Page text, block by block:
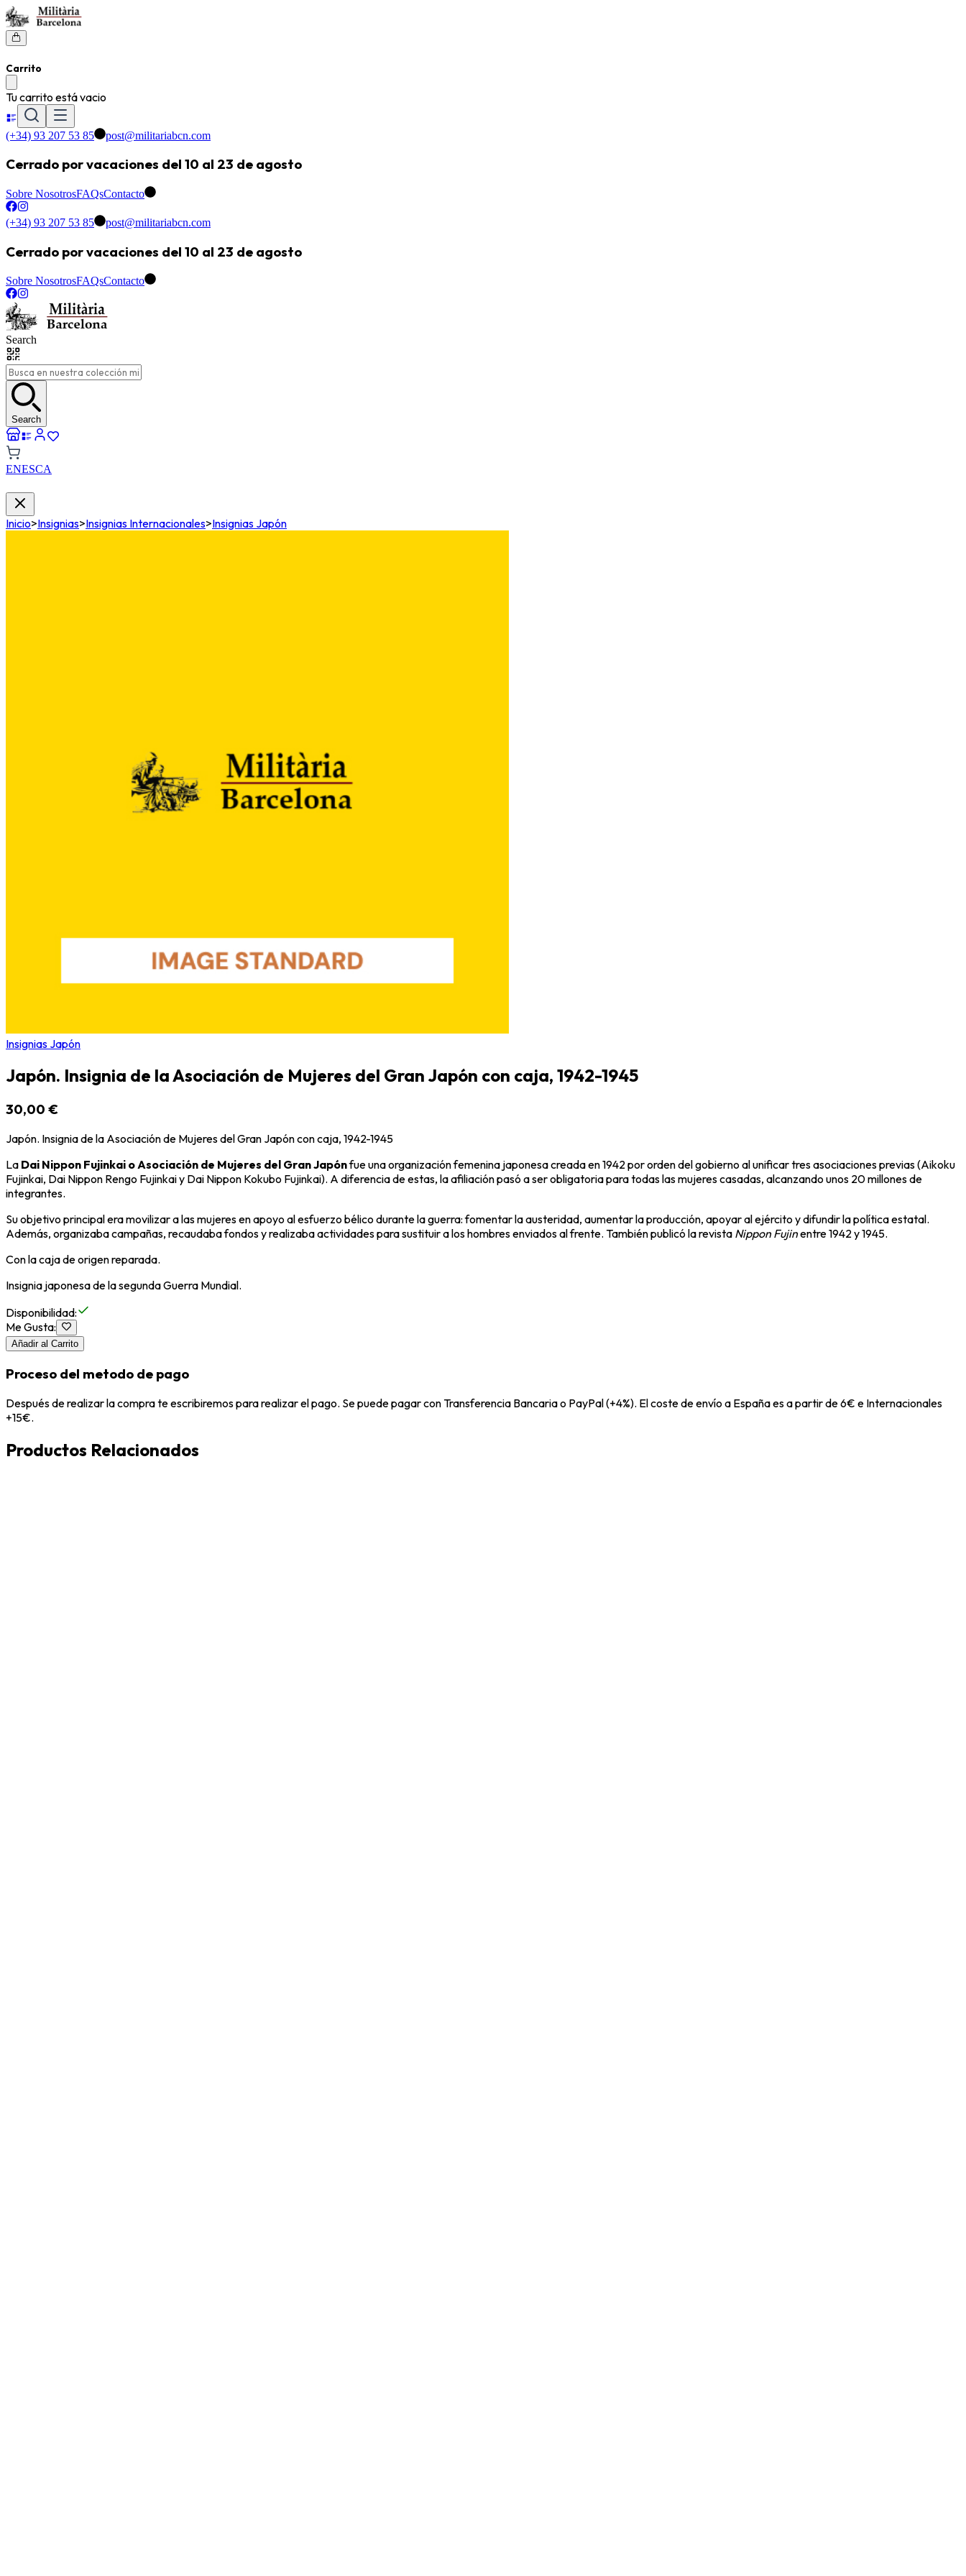
Carrito
Tu carrito está vacio
(+34) 93 207 53 85 post@militariabcn.com
Cerrado por vacaciones del 10 al 23 de agosto
Sobre NosotrosFAQsContacto
(+34) 93 207 53 85 post@militariabcn.com
Cerrado por vacaciones del 10 al 23 de agosto
Sobre NosotrosFAQsContacto
Search
Search
ENESCA
Inicio>Insignias>Insignias Internacionales>Insignias Japón
Insignias Japón
Japón. Insignia de la Asociación de Mujeres del Gran Japón con caja, 1942-1945
30,00 €
Japón. Insignia de la Asociación de Mujeres del Gran Japón con caja, 1942-1945
La Dai Nippon Fujinkai o Asociación de Mujeres del Gran Japónfue una organización femenina japonesa creada en 1942 por orden del gobierno al unificar tres asociaciones previas (Aikoku
Fujinkai, Dai Nippon Rengo Fujinkai y Dai Nippon Kokubo Fujinkai). A diferencia de estas, la afiliación pasó a ser obligatoria para todas las mujeres casadas, alcanzando unos 20 millones de
integrantes.
Su objetivo principal era movilizar a las mujeres en apoyo al esfuerzo bélico durante la guerra: fomentar la austeridad, aumentar la producción, apoyar al ejército y difundir la política estatal.
Además, organizaba campañas, recaudaba fondos y realizaba actividades para sustituir a los hombres enviados al frente. También publicó la revista Nippon Fujinentre 1942 y 1945.
Con la caja de origen reparada.
Insignia japonesa de la segunda Guerra Mundial.
Disponibilidad:
Me Gusta:
Añadir al Carrito
Proceso del metodo de pago
Después de realizar la compra te escribiremos para realizar el pago. Se puede pagar con Transferencia Bancaria o PayPal (+4%). El coste de envío a España es a partir de 6€ e Internacionales
+15€.
Productos Relacionados